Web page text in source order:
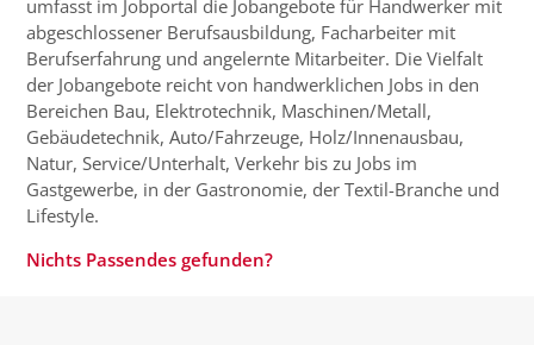
umfasst im Jobportal die Jobangebote für Handwerker mit
abgeschlossener Berufsausbildung, Facharbeiter mit
Berufserfahrung und angelernte Mitarbeiter. Die Vielfalt
der Jobangebote reicht von handwerklichen Jobs in den
Bereichen Bau, Elektrotechnik, Maschinen/Metall,
Gebäudetechnik, Auto/Fahrzeuge, Holz/Innenausbau,
Natur, Service/Unterhalt, Verkehr bis zu Jobs im
Gastgewerbe, in der Gastronomie, der Textil-Branche und
Lifestyle.
Nichts Passendes gefunden?